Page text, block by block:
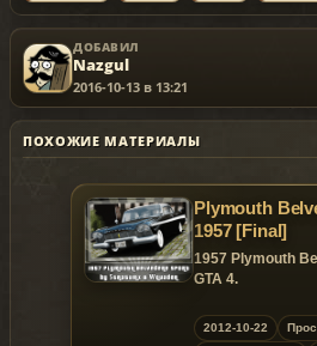
ДОБАВИЛ
Nazgul
2016-10-13 в 13:21
ПОХОЖИЕ МАТЕРИАЛЫ
Plymouth
1957 [Final]
1957 Plymouth
GTA 4.
Replaces: peyote
2012-10-22